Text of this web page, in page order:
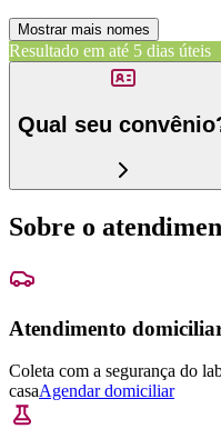
Mostrar mais nomes
Resultado em até 5 dias úteis
Qual seu
Sobre o
Atendimento
Coleta com a segurança do
casaAgendar domiciliar